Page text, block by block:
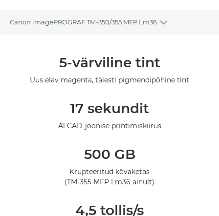
Canon imagePROGRAF TM-350/355 MFP Lm36
Toggle
5-värviline tint
Uus elav magenta, täiesti pigmendipõhine tint
17 sekundit
A1 CAD-joonise printimiskiirus
500 GB
Krüpteeritud kõvaketas
(TM-355 MFP Lm36 ainult)
4,5 tollis/s